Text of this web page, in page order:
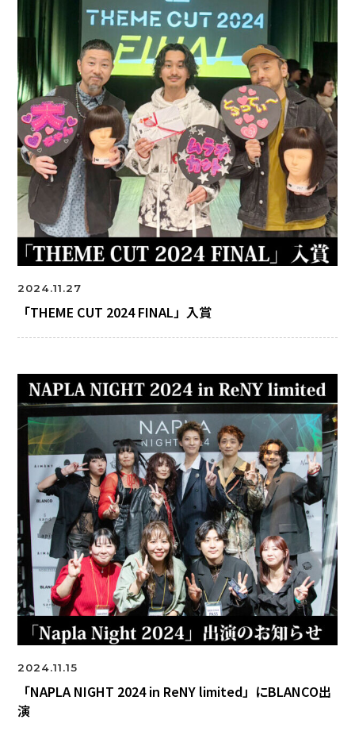
2024.11.27
「THEME CUT 2024 FINAL」入賞
2024.11.15
「NAPLA NIGHT 2024 in ReNY limited」にBLANCO出
演